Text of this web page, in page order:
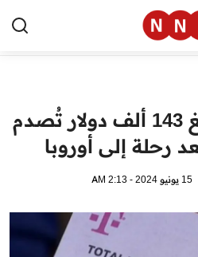
فاتورة هاتف بمبلغ 143 ألف دولار تُصدم
رحلة إلى أوروبا
15 يونيو 2024 - 2:13 AM